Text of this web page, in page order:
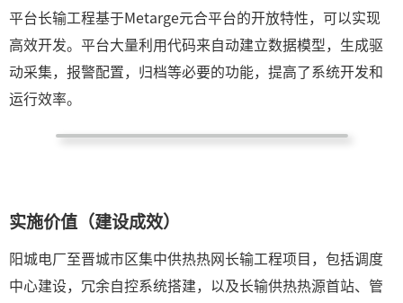
平台长输工程基于Metarge元合平台的开放特性，可以实现
高效开发。平台大量利用代码来自动建立数据模型，生成驱
动采集，报警配置，归档等必要的功能，提高了系统开发和
运行效率。
实施价值（建设成效）
阳城电厂至晋城市区集中供热热网长输工程项目，包括调度
中心建设，冗余自控系统搭建，以及长输供热热源首站、管